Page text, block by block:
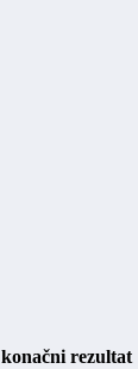
konačni rezultat